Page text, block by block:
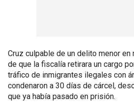
Cruz culpable de un delito menor en
de que la fiscalía retirara un cargo
tráfico de inmigrantes ilegales con
condenaron a 30 días de cárcel,
que ya había pasado en prisión.